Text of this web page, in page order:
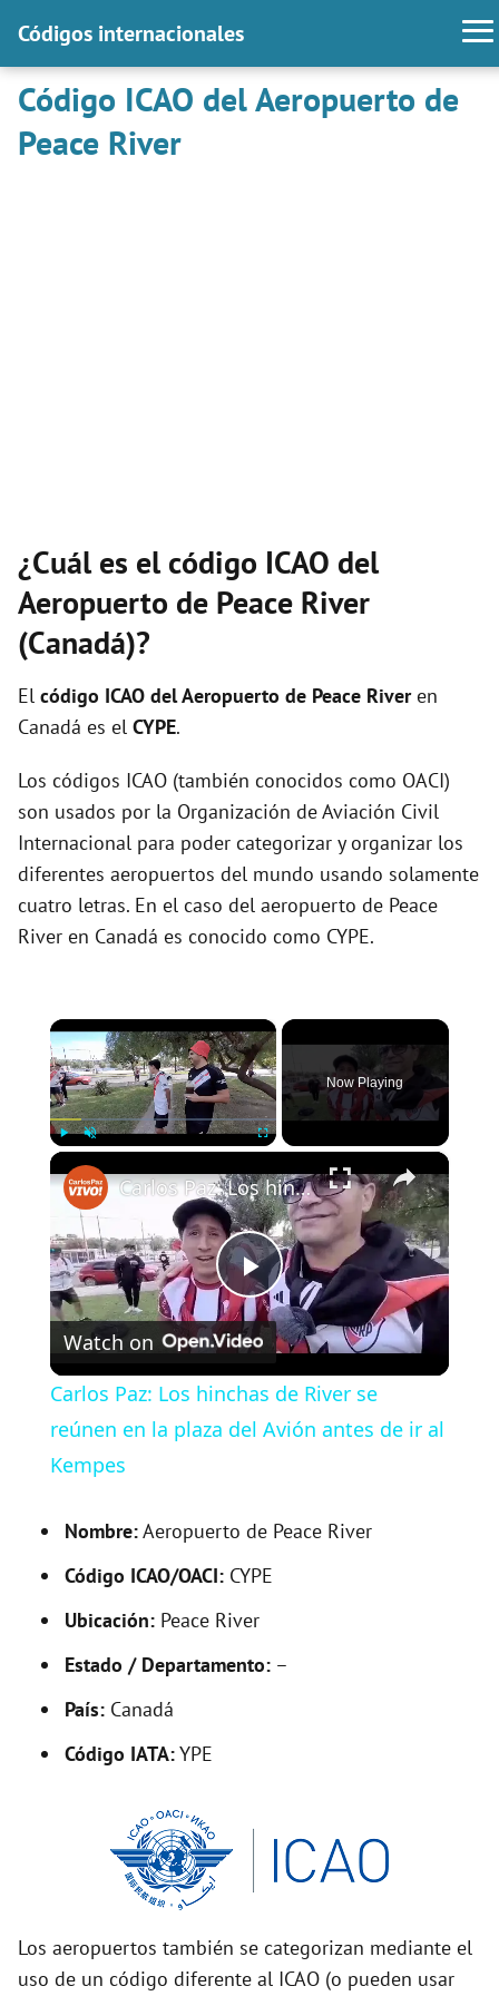
Códigos internacionales
Código ICAO del Aeropuerto de
Peace River
¿Cuál es el código ICAO del
Aeropuerto de Peace River
(Canadá)?
El código ICAO delAeropuerto de Peace Riveren
Canadá es el CYPE.
Los códigos ICAO (también conocidos como OACI)
son usados por la Organización de Aviación Civil
Internacional para poder categorizar y organizar los
diferentes aeropuertos del mundo usando solamente
cuatro letras. En el caso del aeropuerto de Peace
River en Canadá es conocido como CYPE.
×
Now Playing
×
P
l
a
V
i
o
Carlos Paz: Los hinchas de River se reúnen en la plaza del Avión antes de ir al Kempes
Watch on
Carlos Paz: Los hinchas de River se
reúnen en la plaza del Avión antes de ir al
Kempes
Nombre:Aeropuerto de Peace River
Código ICAO/OACI: CYPE
Ubicación: Peace River
Estado / Departamento: –
País: Canadá
Código IATA:YPE
Los aeropuertos también se categorizan mediante el
uso de un código diferente al ICAO (o pueden usar